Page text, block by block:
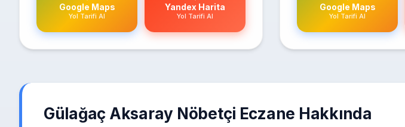
Google Maps
Yol Tarifi Al
Yandex Harita
Yol Tarifi Al
Google Maps
Yol Tarifi Al
Gülağaç Aksaray Nöbetçi Eczane Hakkında